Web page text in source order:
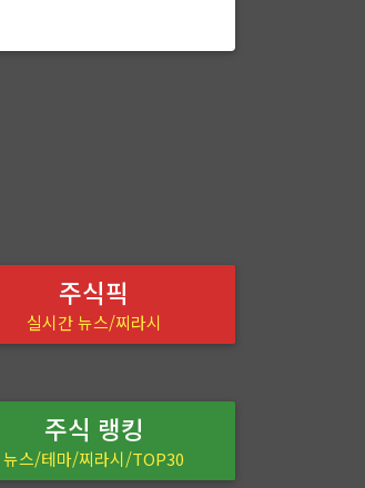
주식픽
실시간 뉴스/찌라시
주식 랭킹
뉴스/테마/찌라시/TOP30